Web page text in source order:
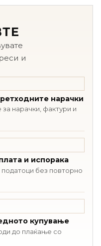
и
нарачки
за нарачки, фактури и
и испорака
без повторно
купување
до плаќање со